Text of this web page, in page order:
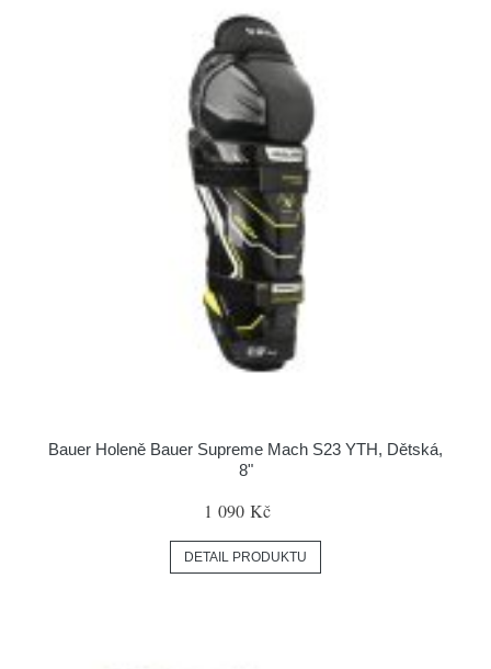
Bauer Holeně Bauer Supreme Mach S23 YTH, Dětská,
8"
1 090 Kč
DETAIL PRODUKTU